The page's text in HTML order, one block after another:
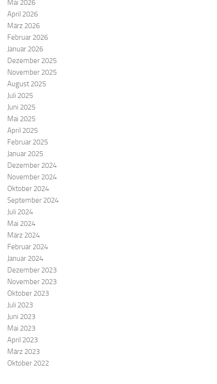
Mai 2026
April 2026
März 2026
Februar 2026
Januar 2026
Dezember 2025
November 2025
August 2025
Juli 2025
Juni 2025
Mai 2025
April 2025
Februar 2025
Januar 2025
Dezember 2024
November 2024
Oktober 2024
September 2024
Juli 2024
Mai 2024
März 2024
Februar 2024
Januar 2024
Dezember 2023
November 2023
Oktober 2023
Juli 2023
Juni 2023
Mai 2023
April 2023
März 2023
Oktober 2022